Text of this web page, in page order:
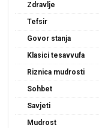
Zdravlje
Tefsir
Govor stanja
Klasici tesavvufa
Riznica mudrosti
Sohbet
Savjeti
Mudrost